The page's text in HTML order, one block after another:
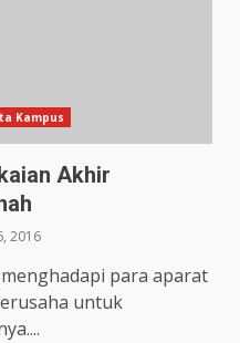
Kampus
Akhir
2016
para aparat
untuk